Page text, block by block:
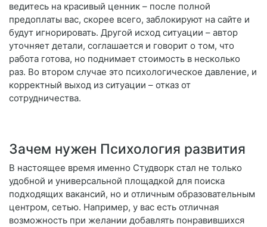
ведитесь на красивый ценник – после полной
предоплаты вас, скорее всего, заблокируют на сайте и
будут игнорировать. Другой исход ситуации – автор
уточняет детали, соглашается и говорит о том, что
работа готова, но поднимает стоимость в несколько
раз. Во втором случае это психологическое давление, и
корректный выход из ситуации – отказ от
сотрудничества.
Зачем нужен Психология развития
В настоящее время именно Студворк стал не только
удобной и универсальной площадкой для поиска
подходящих вакансий, но и отличным образовательным
центром, сетью. Например, у вас есть отличная
возможность при желании добавлять понравившихся